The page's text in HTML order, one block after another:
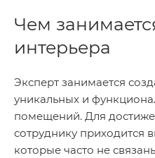
Чем
интерьера
Эксперт занимается
уникальных и
помещений. Для
сотруднику приходится
которые часто не